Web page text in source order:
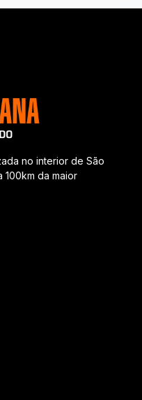
no interior de São
100km da maior